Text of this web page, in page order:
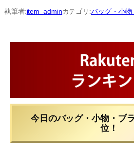
内
容
執筆者:item_adminカテゴリ:バッグ・小物
今日のバッグ・小物・ブ
位！